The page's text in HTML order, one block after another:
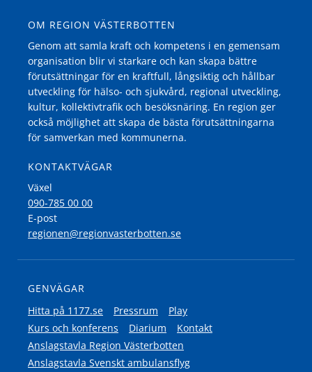
OM REGION VÄSTERBOTTEN
Genom att samla kraft och kompetens i en gemensam
organisation blir vi starkare och kan skapa bättre
förutsättningar för en kraftfull, långsiktig och hållbar
utveckling för hälso- och sjukvård, regional utveckling,
kultur, kollektivtrafik och besöksnäring. En region ger
också möjlighet att skapa de bästa förutsättningarna
för samverkan med kommunerna.
KONTAKTVÄGAR
Växel
090-785 00 00
E-post
regionen@regionvasterbotten.se
GENVÄGAR
Hitta på 1177.se
Pressrum
Play
Kurs och konferens
Diarium
Kontakt
Anslagstavla Region Västerbotten
Anslagstavla Svenskt ambulansflyg